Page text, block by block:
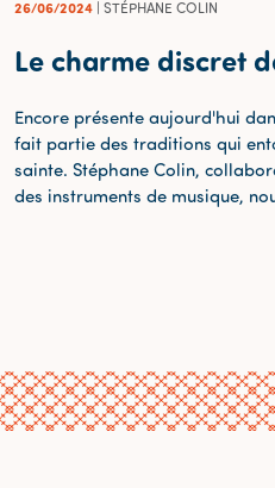
26/06/2024 | STÉPHANE COLIN
Le charme discret
Encore présente aujourd'hui
fait partie des traditions qui
sainte. Stéphane Colin,
des instruments de musique,